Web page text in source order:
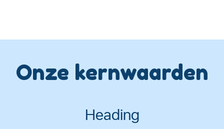
Onze kernwaarden
Heading